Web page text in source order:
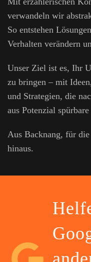
verwandeln wir
So entstehen
Verhalten verändern
Unser Ziel ist es, Ihr
zu bringen – mit
und Strategien, die
aus Potenzial
Aus Backnang, für
hinaus.